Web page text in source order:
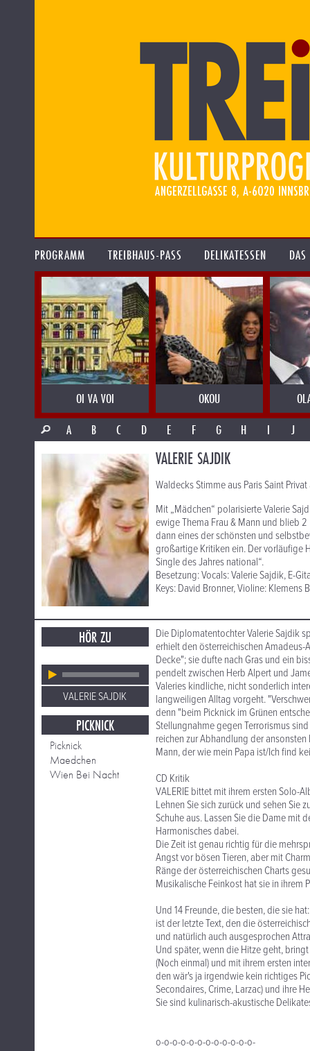
PROGRAMM TREIBHAUS-PASS DELIKATESSEN
OI VA VOI OKOU
A
B C D E F G H I J
VALERIE SAJDIK
Waldecks Stimme aus Paris Saint
Mit „Mädchen“ polarisierte Valerie
ewige Thema Frau & Mann und blieb
dann eines der schönsten und
großartige Kritiken ein. Der vorläufige
Single des Jahres national“.
Besetzung: Vocals: Valerie Sajdik, E-
Keys: David Bronner, Violine: Klemens
HÖR ZU
VALERIE SAJDIK
PICKNICK
Picknick
Maedchen
Wien Bei Nacht
Die Diplomatentochter Valerie Sajdik
erhielt den österreichischen
Decke"; sie dufte nach Gras und ein
pendelt zwischen Herb Alpert und
Valeries kindliche, nicht sonderlich
langweiligen Alltag vorgeht.
denn "beim Picknick im Grünen
Stellungnahme gegen Terrorismus
reichen zur Abhandlung der
Mann, der wie mein Papa ist/Ich find
CD Kritik
VALERIE bittet mit ihrem ersten Solo-
Lehnen Sie sich zurück und sehen Sie
Schuhe aus. Lassen Sie die Dame mit
Harmonisches dabei.
Die Zeit ist genau richtig für die
Angst vor bösen Tieren, aber mit
Ränge der österreichischen Charts
Musikalische Feinkost hat sie in ihrem
Und 14 Freunde, die besten, die sie
ist der letzte Text, den die
und natürlich auch ausgesprochen
Und später, wenn die Hitze geht,
(Noch einmal) und mit ihrem ersten
den wär's ja irgendwie kein richtiges
Secondaires, Crime, Larzac) und ihre
Sie sind kulinarisch-akustische
o-o-o-o-o-o-o-o-o-o-o-o-